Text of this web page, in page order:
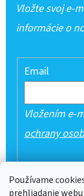
Používame
prehliadanie
Vložte svoj e-
informácie o
Email
Vložením e-
ochrany